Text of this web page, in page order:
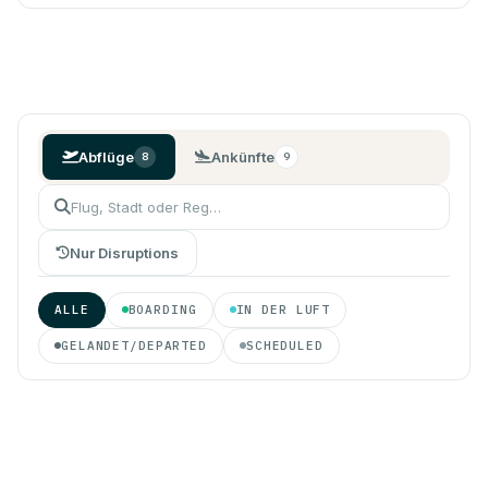
Abflüge 8 Ankünfte 9
Nur Disruptions
ALLE BOARDING IN DER LUFT
GELANDET/DEPARTED SCHEDULED